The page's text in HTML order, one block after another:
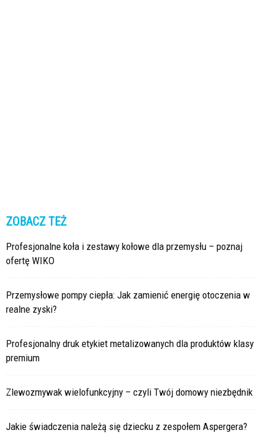
ZOBACZ TEŻ
Profesjonalne koła i zestawy kołowe dla przemysłu – poznaj
ofertę WIKO
Przemysłowe pompy ciepła: Jak zamienić energię otoczenia w
realne zyski?
Profesjonalny druk etykiet metalizowanych dla produktów klasy
premium
Zlewozmywak wielofunkcyjny – czyli Twój domowy niezbędnik
Jakie świadczenia należą się dziecku z zespołem Aspergera?